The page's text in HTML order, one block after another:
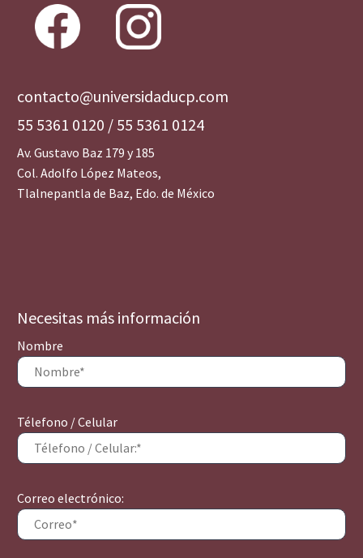
contacto@universidaducp.com
55 5361 0120 / 55 5361 0124
Av. Gustavo Baz 179 y 185
Col. Adolfo López Mateos,
Tlalnepantla de Baz, Edo. de México
Necesitas más información
Nombre
Télefono / Celular
Correo electrónico: